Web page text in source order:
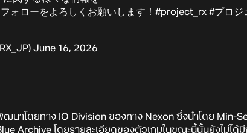
ォローをよろしくお願いします！ #project_rx #プロジ
June 16, 2026
นาโดยทาง IO Division ของทาง Nexon ซึ่งนำโดย Min-
Archive โดยรายละเอียดของตัวเกมในขณะนี้นั้นยังไม่ได้